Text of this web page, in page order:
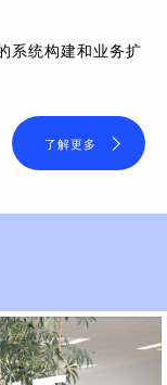
系统构建和业务扩
了解更多